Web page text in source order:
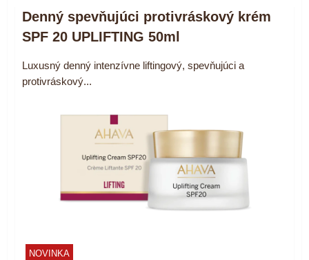
Denný spevňujúci protivráskový krém
SPF 20 UPLIFTING 50ml
Luxusný denný intenzívne liftingový, spevňujúci a
protivráskový...
NOVINKA